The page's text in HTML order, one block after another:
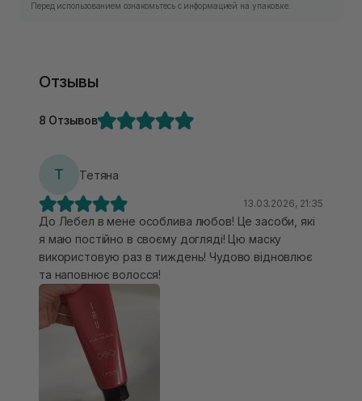
Перед использованием ознакомьтесь с информацией на упаковке.
Отзывы
8 Отзывов
Т Тетяна
13.03.2026, 21:35
До Лебел в мене особлива любов! Це засоби, які
я маю постійно в своєму догляді! Цю маску
використовую раз в тиждень! Чудово відновлює
та наповнює волосся!